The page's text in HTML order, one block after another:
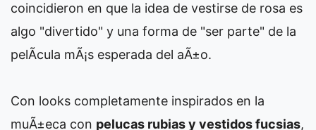
coincidieron en que la idea de vestirse de rosa es
algo "divertido" y una forma de "ser parte" de la
pelÃ­cula mÃ¡s esperada del aÃ±o.
Con looks completamente inspirados en la
muÃ±eca con pelucas rubias y vestidos fucsias,